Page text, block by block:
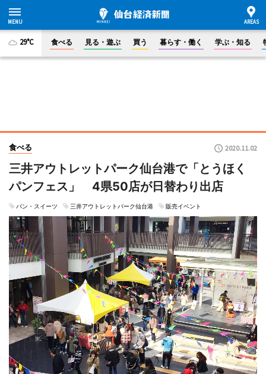
29°C 食べる 見る・遊ぶ 買う 暮らす・働く 学ぶ・知る
食べる 2020.11.02
三井アウトレットパーク仙台港で「とうほく
パンフェス」 4県50店が日替わり出店
パン・スイーツ 三井アウトレットパーク仙台港 販売イベント